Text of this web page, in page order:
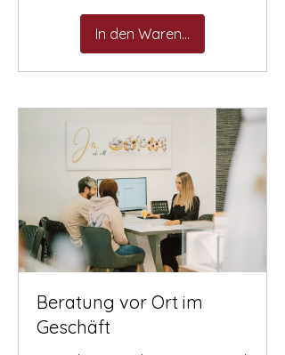
In den Warenkorb
Beratung vor Ort im
Geschäft